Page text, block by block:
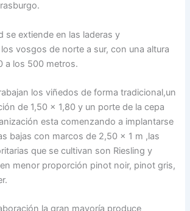
se extiende en las laderas y
vosgos de norte a sur, con una altura
a los 500 metros.
los viñedos de forma tradicional,un
de 1,50 x 1,80 y un porte de la cepa
esta comenzando a implantarse
bajas con marcos de 2,50 x 1 m ,las
que se cultivan son Riesling y
menor proporción pinot noir, pinot gris,
la gran mayoría produce